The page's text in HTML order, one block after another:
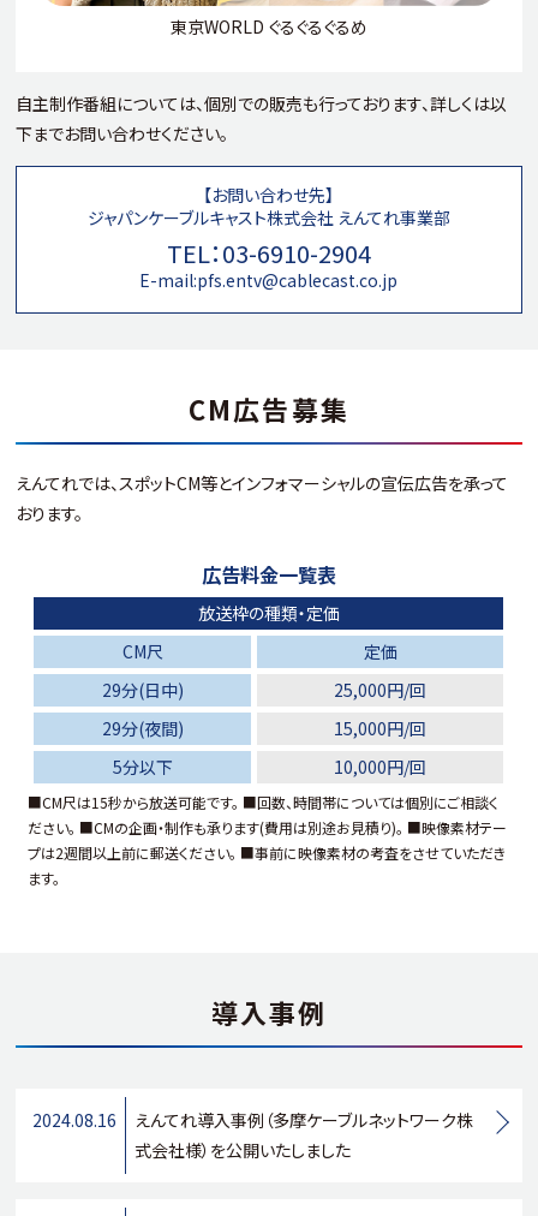
東京WORLD ぐるぐるぐるめ
自主制作番組については、個別での販売も行っております、詳しくは以
下までお問い合わせください。
【お問い合わせ先】
ジャパンケーブルキャスト株式会社 えんてれ事業部
TEL：03-6910-2904
E-mail:pfs.entv@cablecast.co.jp
CM広告募集
えんてれでは、スポットCM等とインフォマーシャルの宣伝広告を承って
おります。
広告料金一覧表
放送枠の種類・定価
CM尺
定価
29分(日中)
25,000円/回
29分(夜間)
15,000円/回
5分以下
10,000円/回
■CM尺は15秒から放送可能です。 ■回数、時間帯については個別にご相談く
ださい。 ■CMの企画・制作も承ります(費用は別途お見積り)。 ■映像素材テー
プは2週間以上前に郵送ください。 ■事前に映像素材の考査をさせていただき
ます。
導入事例
2024.08.16
えんてれ導入事例（多摩ケーブルネットワーク株
式会社様）を公開いたしました